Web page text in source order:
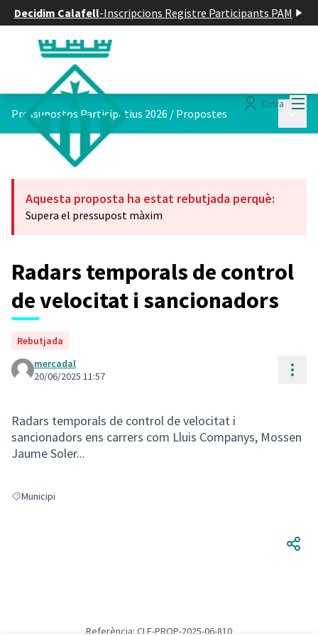
Decidim Calafell-Inscripcions Registre Participants PAM
Entra
Pressupostos Participatius 2026 / Propostes
Aquesta proposta ha estat rebutjada perquè:
Supera el pressupost màxim
Radars temporals de control
de velocitat i sancionadors
Rebutjada
mercadal
20/06/2025 11:57
Radars temporals de control de velocitat i
sancionadors ens carrers com Lluis Companys, Mossen
Jaume Soler...
Resultats en filtrar per: Municipi
Municipi
Referència: CLF-PROP-2025-06-810